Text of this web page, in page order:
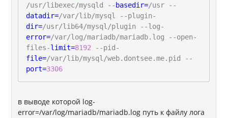
/usr/libexec/mysqld -- basedir=/usr --
datadir=/var/lib/mysql --plugin-
dir=/usr/lib64/mysql/plugin --log-
error=/var/log/mariadb/mariadb.log --open-
files-limit=8192 --pid-
file=/var/lib/mysql/web.dontsee.me.pid --
port=3306
в выводе которой log-
error=/var/log/mariadb/mariadb.log путь к файлу лога